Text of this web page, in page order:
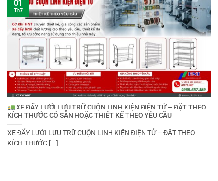
XE ĐẨY LƯỚI LƯU TRỮ CUỘN LINH KIỆN ĐIỆN TỬ – ĐẶT THEO
KÍCH THƯỚC CÓ SẴN HOẶC THIẾT KẾ THEO YÊU CẦU
XE ĐẨY LƯỚI LƯU TRỮ CUỘN LINH KIỆN ĐIỆN TỬ – ĐẶT THEO
KÍCH THƯỚC [...]
01
Th7